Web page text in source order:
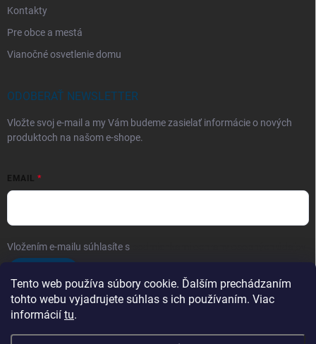
Tento web používa súbory cookie. Ďalším prechádzaním
tohto webu vyjadrujete súhlas s ich používaním. Viac
informácií tu.
Kontakty
Pre obce a mestá
Vianočné osvetlenie domu
ODOBERAŤ NEWSLETTER
Vložte svoj e-mail a my Vám budeme zasielať informácie o nových
produktoch na našom e-shope.
EMAIL
Vložením e-mailu súhlasíte s
Telefón